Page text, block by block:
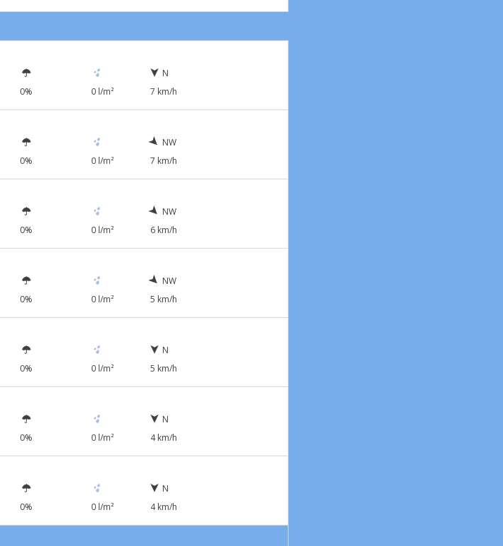
0% 0 l/m²
N
7 km/h
0% 0 l/m²
NW
7 km/h
0% 0 l/m²
NW
6 km/h
0% 0 l/m²
NW
5 km/h
0% 0 l/m²
N
5 km/h
0% 0 l/m²
N
4 km/h
0% 0 l/m²
N
4 km/h